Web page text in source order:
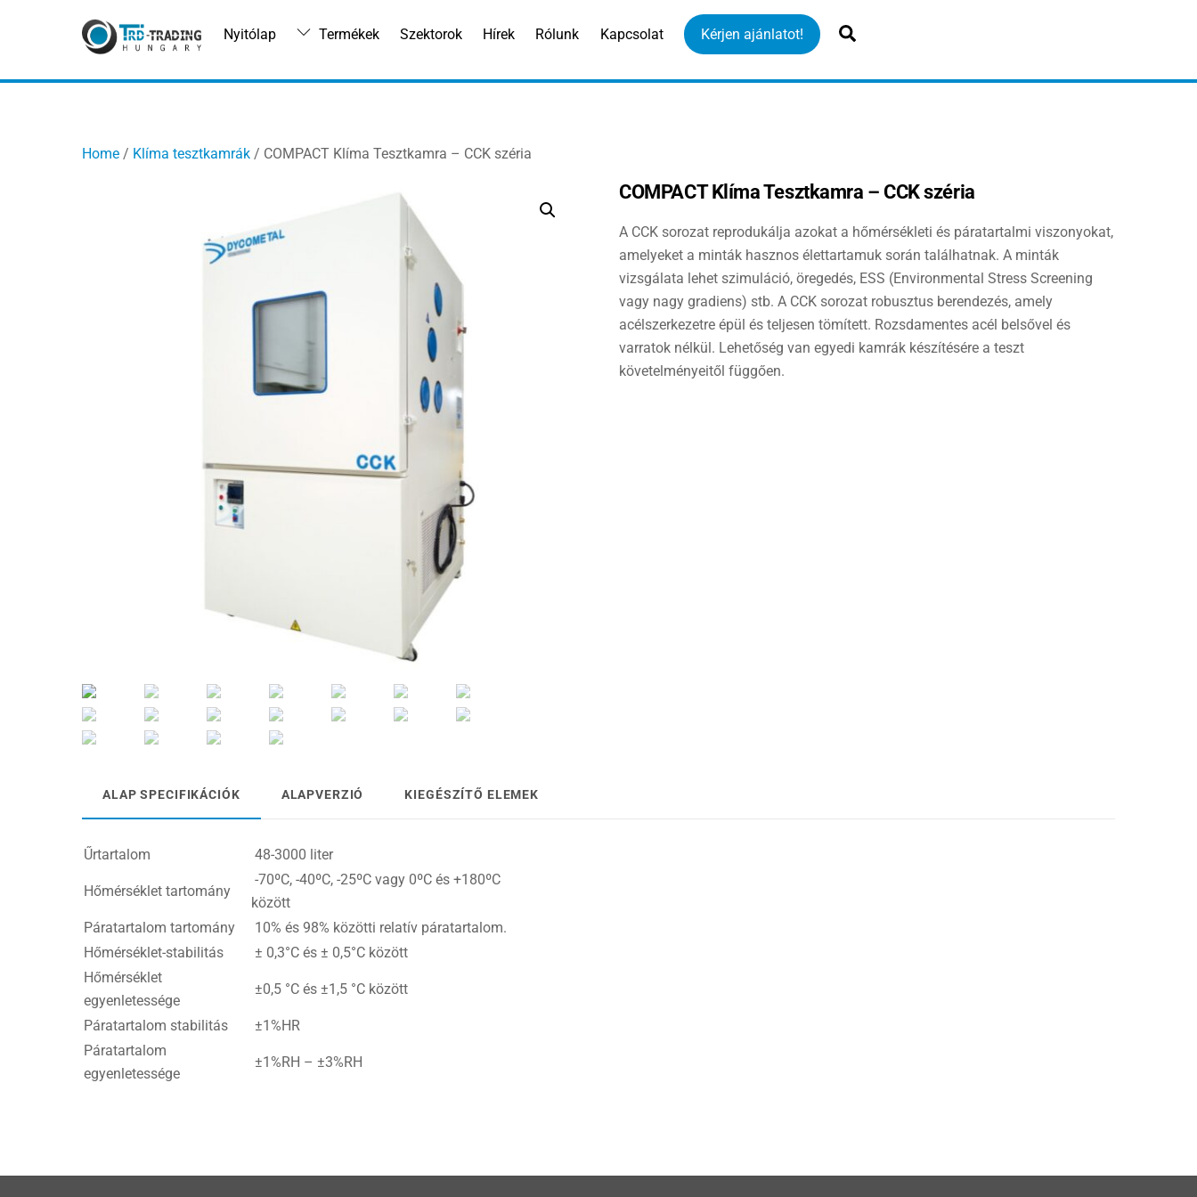
Nyitólap Termékek Szektorok Hírek Rólunk Kapcsolat Kérjen ajánlatot!
Home / Klíma tesztkamrák / COMPACT Klíma Tesztkamra – CCK széria
COMPACT Klíma Tesztkamra – CCK széria
A CCK sorozat reprodukálja azokat a hőmérsékleti és páratartalmi viszonyokat,
amelyeket a minták hasznos élettartamuk során találhatnak. A minták
vizsgálata lehet szimuláció, öregedés, ESS (Environmental Stress Screening
vagy nagy gradiens) stb. A CCK sorozat robusztus berendezés, amely
acélszerkezetre épül és teljesen tömített. Rozsdamentes acél belsővel és
varratok nélkül. Lehetőség van egyedi kamrák készítésére a teszt
követelményeitől függően.
ALAP SPECIFIKÁCIÓK ALAPVERZIÓ KIEGÉSZÍTŐ ELEMEK
Űrtartalom 48-3000 liter
Hőmérséklet tartomány
-70ºC, -40ºC, -25ºC vagy 0ºC és +180ºC
között
Páratartalom tartomány
10% és 98% közötti relatív páratartalom.
Hőmérséklet-stabilitás
± 0,3°C és ± 0,5°C között
Hőmérséklet
egyenletessége
±0,5 °C és ±1,5 °C között
Páratartalom stabilitás
±1%HR
Páratartalom
egyenletessége
±1%RH – ±3%RH